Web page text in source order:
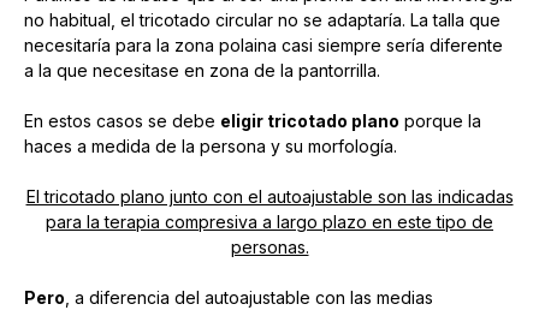
no habitual, el tricotado circular no se adaptaría. La talla que
necesitaría para la zona polaina casi siempre sería diferente
a la que necesitase en zona de la pantorrilla.
En estos casos se debe eligir tricotado plano porque la
haces a medida de la persona y su morfología.
El tricotado plano junto con el autoajustable son las indicadas
para la terapia compresiva a largo plazo en este tipo de
personas.
Pero , a diferencia del autoajustable con las medias